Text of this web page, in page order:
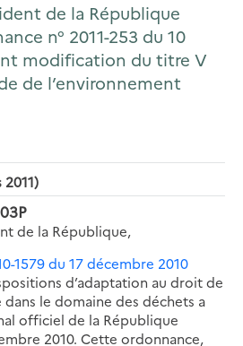
de la République
n° 2011-253 du 10
modification du titre V
de l’environnement
2011)
de la République,
1579 du 17 décembre 2010
d’adaptation au droit de
dans le domaine des déchets a
officiel de la République
2010. Cette ordonnance,